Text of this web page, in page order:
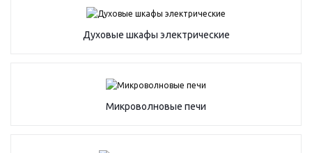
Духовые шкафы электрические
Микроволновые печи